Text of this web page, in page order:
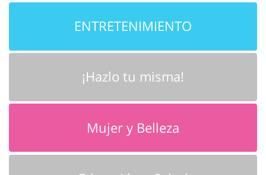
ENTRETENIMIENTO
¡Hazlo tu misma!
Mujer y Belleza